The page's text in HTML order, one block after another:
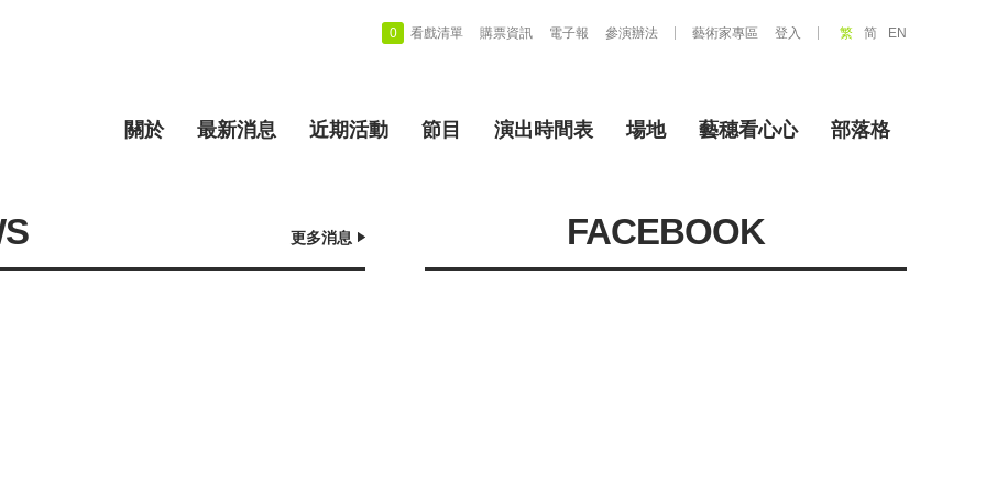
關於 最新消息 近期活動 節目 演出時間表 場地 藝穗看心心 部落格
0 看戲清單 購票資訊 電子報 參演辦法 藝術家專區 登入 繁 简 EN
更多消息 FACEBOOK